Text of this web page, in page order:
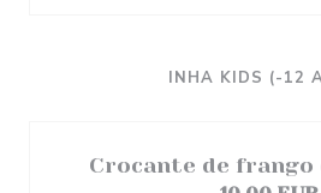
INHA KIDS (-12
Crocante de frango